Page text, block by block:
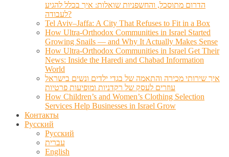
הדרום מתוסכל, והחשפניות שואלות: איך בכלל להגיע
לעבודה?
Tel Aviv–Jaffa: A City That Refuses to Fit in a Box
How Ultra-Orthodox Communities in Israel Started
Growing Snails — and Why It Actually Makes Sense
How Ultra-Orthodox Communities in Israel Get Their
News: Inside the Haredi and Chabad Information
World
איך שירותי מכירה והתאמה של בגדי ילדים ונשים בישראל
עוזרים לעסק של רקדניות ומופיעות פרטיות
How Children’s and Women’s Clothing Selection
Services Help Businesses in Israel Grow
Контакты
Русский
Русский
עברית
English